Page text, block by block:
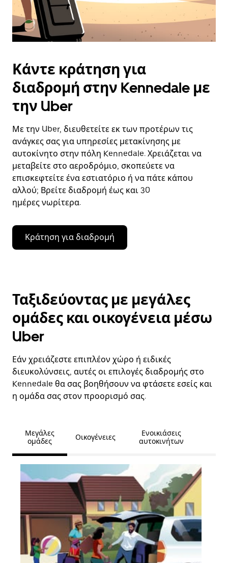
ημερολόγιο.
Κάντε κράτηση για
διαδρομή στην Kennedale με
την Uber
Με την Uber, διευθετείτε εκ των προτέρων τις
ανάγκες σας για υπηρεσίες μετακίνησης με
αυτοκίνητο στην πόλη Kennedale. Χρειάζεται να
μεταβείτε στο αεροδρόμιο, σκοπεύετε να
επισκεφτείτε ένα εστιατόριο ή να πάτε κάπου
αλλού; Βρείτε διαδρομή έως και 30
ημέρες νωρίτερα.
Κράτηση για διαδρομή
Ταξιδεύοντας με μεγάλες
ομάδες και οικογένεια μέσω
Uber
Εάν χρειάζεστε επιπλέον χώρο ή ειδικές
διευκολύνσεις, αυτές οι επιλογές διαδρομής στο
Kennedale θα σας βοηθήσουν να φτάσετε εσείς και
η ομάδα σας στον προορισμό σας.
Μεγάλες
ομάδες
Οικογένειες
Ενοικιάσεις
αυτοκινήτων